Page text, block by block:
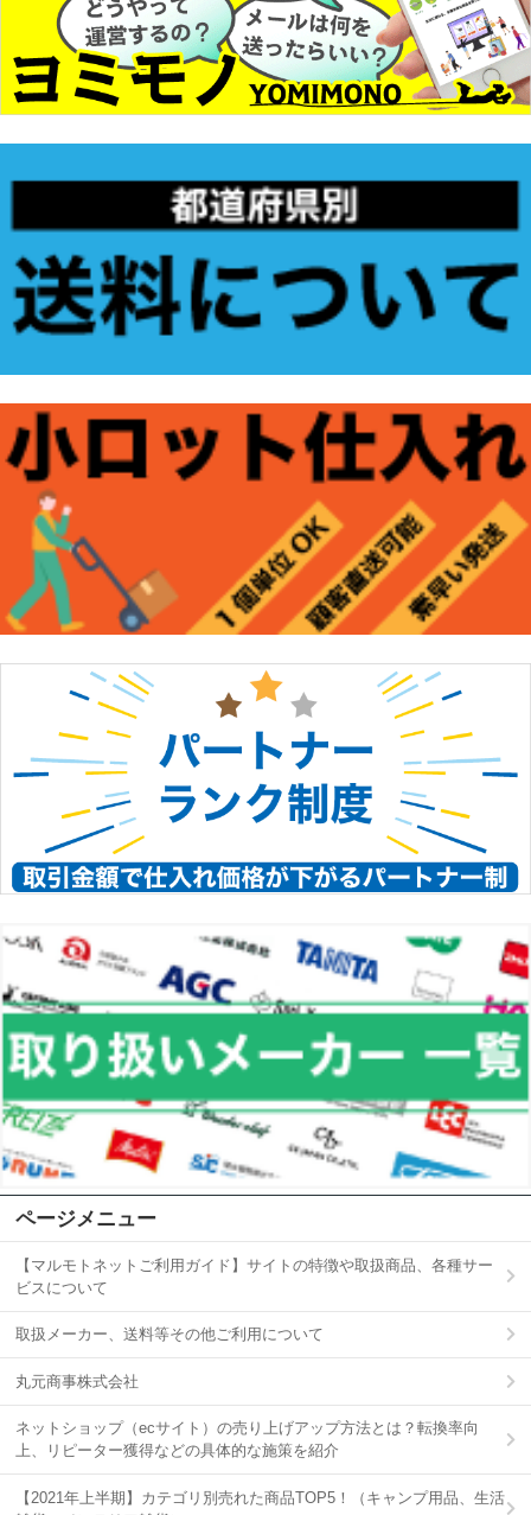
ページメニュー
【マルモトネットご利用ガイド】サイトの特徴や取扱商品、各種サー
ビスについて
取扱メーカー、送料等その他ご利用について
丸元商事株式会社
ネットショップ（ecサイト）の売り上げアップ方法とは？転換率向
上、リピーター獲得などの具体的な施策を紹介
【2021年上半期】カテゴリ別売れた商品TOP5！（キャンプ用品、生活